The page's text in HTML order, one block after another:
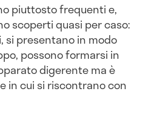
piuttosto frequenti e,
scoperti quasi per caso:
presentano in modo
possono formarsi in
digerente ma è
in cui si riscontrano con